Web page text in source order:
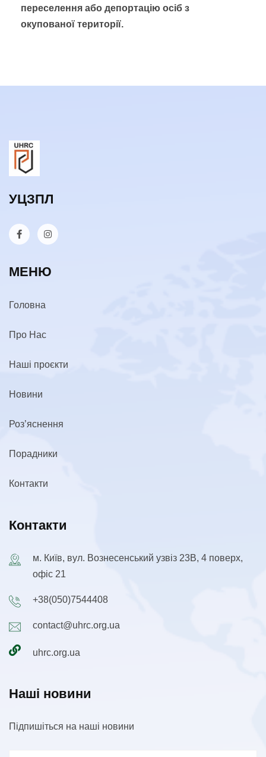
переселення або депортацію осіб з
окупованої території.
УЦЗПЛ
МЕНЮ
Головна
Про Нас
Наші проєкти
Новини
Роз’яснення
Порадники
Контакти
Контакти
м. Київ, вул. Вознесенський узвіз 23В, 4 поверх,
офіс 21
+38(050)7544408
contact@uhrc.org.ua
uhrc.org.ua
Наші новини
Підпишіться на наші новини